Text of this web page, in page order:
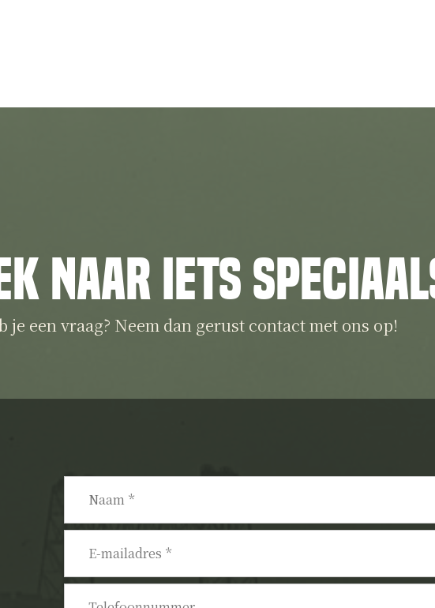
naar iets
je een vraag? Neem dan gerust contact met ons op!
mailadres *